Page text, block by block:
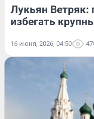
Лукьян
избегать
16 июня, 2026, 04:50